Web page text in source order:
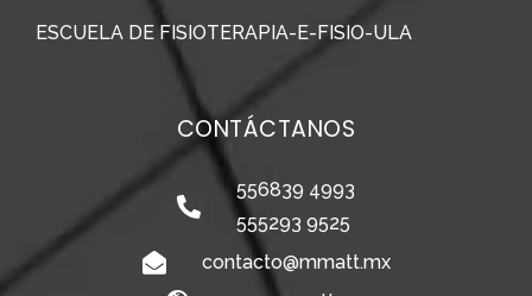
ESCUELA DE FISIOTERAPIA-E-FISIO-ULA
CONTÁCTANOS
556839 4993
555293 9525
contacto@mmatt.mx